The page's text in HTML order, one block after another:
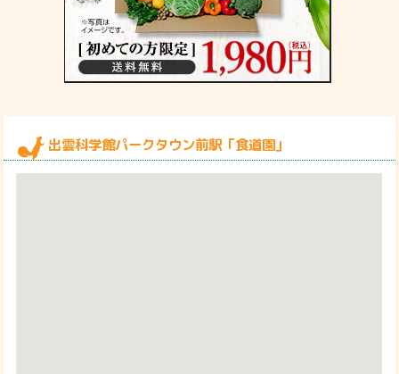
出雲科学館パークタウン前駅「食道園」